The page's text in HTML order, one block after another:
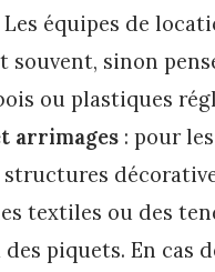
équipes de
souvent, sinon
ou plastiques
arrimages : pour
textiles ou des
des piquets. En cas